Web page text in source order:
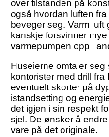
over tilstanden på
også hvordan luften
beveger seg. Varm luft
kanskje forsvinner
varmepumpen opp i
Huseierne omtaler seg
kontorister med drill fra
eventuelt skorter på
istandsetting og
det igjen i sin respekt
sjel. De ønsker å
vare på det originale.